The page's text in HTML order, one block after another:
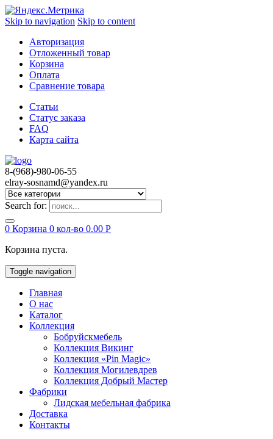
Skip to navigation Skip to content
Авторизация
Отложенный товар
Корзина
Оплата
Сравнение товара
Статьи
Статус заказа
FAQ
Карта сайта
8-(968)-980-06-55
elray-sosnamd@yandex.ru
Search for:
0 Корзина 0 кол-во 0.00 Р
Корзина пуста.
Toggle navigation
Главная
О нас
Каталог
Коллекция
Бобруйскмебель
Коллекция Викинг
Коллекция «Pin Magic»
Коллекция Могилевдрев
Коллекция Добрый Мастер
Фабрики
Лидская мебельная фабрика
Доставка
Контакты